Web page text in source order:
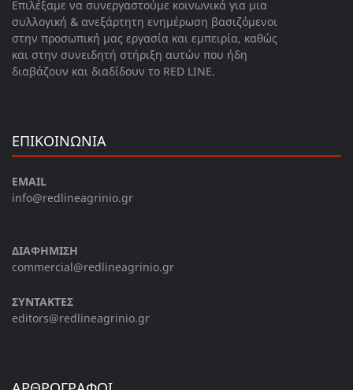
Επιλέξαμε να συνεργαστούμε κοινωνικά για μια
συλλογική & ανεξάρτητη ενημέρωση βασιζόμενοι
στην προσωπική μας εργασία και εμπειρία, καθώς
και στην συνειδητή στήριξη αυτών που ήδη
διαβάζουν και διαδίδουν το RED LINE.
ΕΠΙΚΟΙΝΩΝΙΑ
EMAIL
info@redlineagrinio.gr
ΔΙΑΦΗΜΙΣΗ
commercial@redlineagrinio.gr
ΣΥΝΤΑΚΤΕΣ
editors@redlineagrinio.gr